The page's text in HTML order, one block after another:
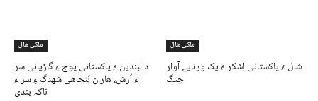
ملکی ھال
دالبندین ءَ پاکستانی پوج ءِ گاڑیانی سر
ءَ اُرش، ھاران بُنجاھی شھدگ ءِ سر ءَ
ناکہ بندی
ملکی ھال
شال ءَ پاکستانی لشکر ءَ یک ورنایے آوار
جتگ